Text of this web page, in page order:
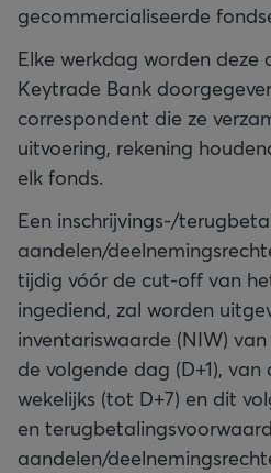
gecommercialiseerde
Elke werkdag worden deze
Keytrade Bank
correspondent die ze
uitvoering, rekening
elk fonds.
Een inschrijvings-/
aandelen/
tijdig vóór de cut-off van
ingediend, zal worden
inventariswaarde (NIW)
de volgende dag (D+1),
wekelijks (tot D+7) en dit
en
aandelen/